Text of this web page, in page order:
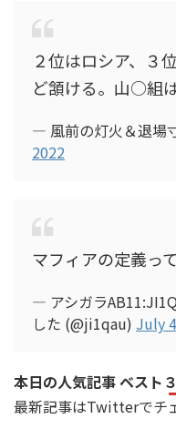
２位はロシア、３
ど頷ける。山○組
— 風前の灯火＆退場
2022
マフィアの定義っ
— アシガラ
した (@ji1qau) July
本日の人気記事 ベスト３
最新記事はTwitterでチ